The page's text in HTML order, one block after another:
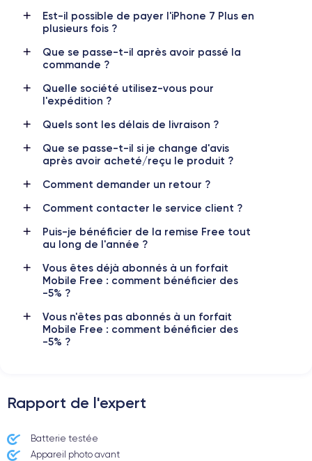
Nom GPU
PowerVR GT7600 GPU
Fréq. processeur
Caméra
Résolution vidéo
4K - 3840x2160px Non
Batterie
2900 mAh
Dual SIM
Non
LTE/4G Oui, tous opérateurs
Pour en savoir plus, vous pouvez consulter lafiche technique de
l'iPhone 7 Plus.
Est-il possible de payer l'iPhone 7 Plus en
plusieurs fois ?
Que se passe-t-il après avoir passé la
commande ?
Quelle société utilisez-vous pour
l'expédition ?
Quels sont les délais de livraison ?
Que se passe-t-il si je change d'avis
après avoir acheté/reçu le produit ?
Comment demander un retour ?
Comment contacter le service client ?
Puis-je bénéficier de la remise Free tout
au long de l'année ?
Vous êtes déjà abonnés à un forfait
Mobile Free : comment bénéficier des
-5% ?
Vous n'êtes pas abonnés à un forfait
Mobile Free : comment bénéficier des
-5% ?
Rapport de l'expert
Batterie testée
Appareil photo avant